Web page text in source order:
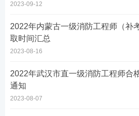
2023-09-12
2022年内蒙古一级消防工程师（补
取时间汇总
2023-08-16
2022年武汉市直一级消防工程师合
通知
2023-08-07